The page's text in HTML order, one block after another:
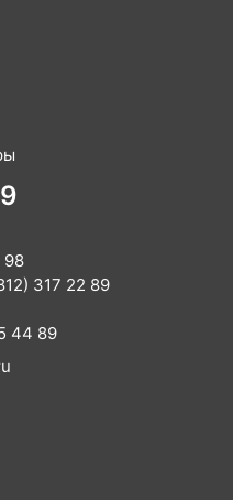
98
317 22 89
44 89